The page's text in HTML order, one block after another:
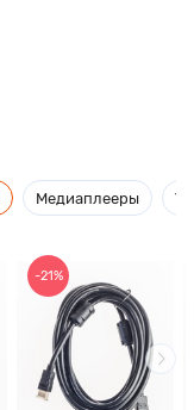
Медиаплееры
-21%